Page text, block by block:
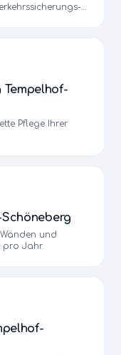
Tempelhof-
Pflege Ihrer
und
pro Jahr.